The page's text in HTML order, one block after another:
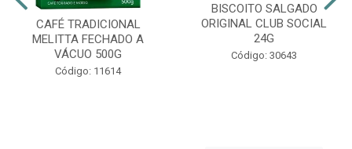
CAFÉ TRADICIONAL
MELITTA FECHADO A
VÁCUO 500G
Código: 11614
BISCOITO SALGADO
ORIGINAL CLUB SOCIAL
24G
Código: 30643